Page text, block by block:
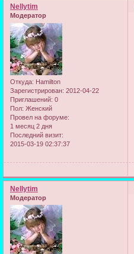
Nellytim
Модератор
Откуда: Hamilton
Зарегистрирован: 2012-04-22
Приглашений: 0
Пол: Женский
Провел на форуме:
1 месяц 2 дня
Последний визит:
2015-03-19 02:37:37
Nellytim
Модератор